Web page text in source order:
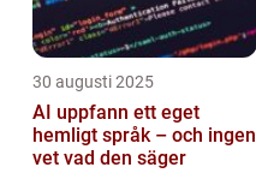
30 augusti 2025
AI uppfann ett eget
hemligt språk – och ingen
vet vad den säger